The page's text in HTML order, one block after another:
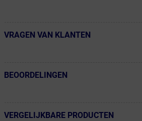
← Terug naar productnavigatie
VRAGEN VAN KLANTEN
← Terug naar productnavigatie
BEOORDELINGEN
← Terug naar productnavigatie
VERGELIJKBARE PRODUCTEN